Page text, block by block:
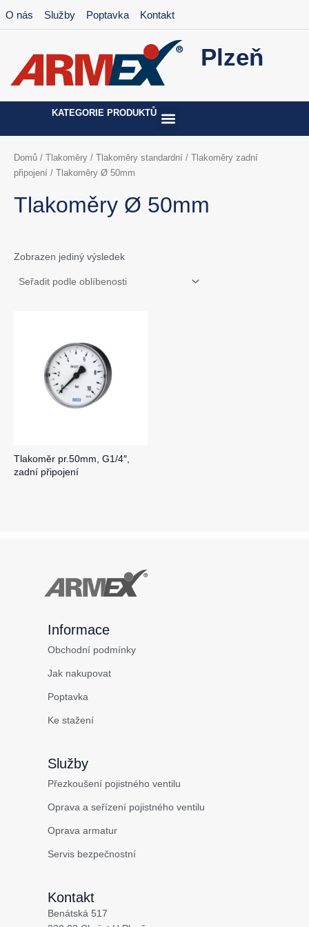
na
O nás Služby Poptavka Kontakt
Plzeň
KATEGORIE PRODUKTŮ
Domů / Tlakoměry / Tlakoměry standardní / Tlakoměry zadní
připojení / Tlakoměry Ø 50mm
Tlakoměry Ø 50mm
Zobrazen jediný výsledek
Tlakoměr pr.50mm, G1/4″,
zadní připojení
Informace
Obchodní podmínky
Jak nakupovat
Poptavka
Ke stažení
Služby
Přezkoušení pojistného ventilu
Oprava a seřízení pojistného ventilu
Oprava armatur
Servis bezpečnostní
Kontakt
Benátská 517